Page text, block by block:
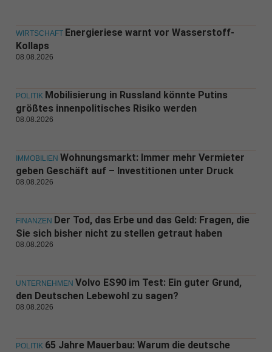
WIRTSCHAFT Energieriese warnt vor Wasserstoff-
Kollaps
08.08.2026
POLITIK Mobilisierung in Russland könnte Putins
größtes innenpolitisches Risiko werden
08.08.2026
IMMOBILIEN Wohnungsmarkt: Immer mehr Vermieter
geben Geschäft auf – Investitionen unter Druck
08.08.2026
FINANZEN Der Tod, das Erbe und das Geld: Fragen, die
Sie sich bisher nicht zu stellen getraut haben
08.08.2026
UNTERNEHMEN Volvo ES90 im Test: Ein guter Grund,
den Deutschen Lebewohl zu sagen?
08.08.2026
POLITIK 65 Jahre Mauerbau: Warum die deutsche